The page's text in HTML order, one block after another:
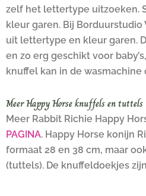
zelf het lettertype uitzoeken.
kleur garen. Bij Borduurstudio
uit lettertype en kleur garen.
en zo erg geschikt voor
knuffel kan in de wasmachine
Meer Happy Horse knuffels en tuttels
Meer Rabbit Richie Happy
PAGINA. Happy Horse konijn
formaat 28 en 38 cm, maar
(tuttels). De knuffeldoekjes